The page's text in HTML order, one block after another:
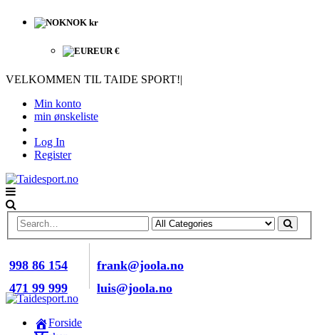
NOK kr
EUR €
VELKOMMEN TIL TAIDE SPORT!|
Min konto
min ønskeliste
Log In
Register
998 86 154
471 99 999
frank@joola.no
luis@joola.no
Forside